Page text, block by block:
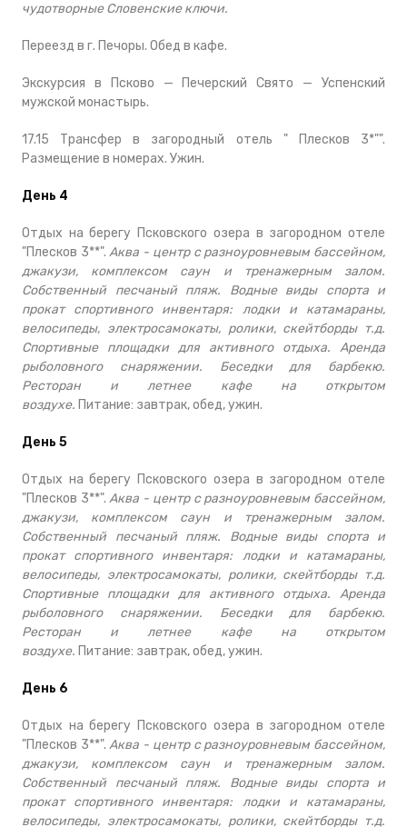
чудотворные Словенские ключи.
Переезд в г. Печоры. Обед в кафе.
Экскурсия в Псково — Печерский Свято — Успенский
мужской монастырь.
17.15 Трансфер в загородный отель " Плесков 3*"".
Размещение в номерах. Ужин.
День 4
Отдых на берегу Псковского озера в загородном отеле
"Плесков 3**".Аква - центр с разноуровневым бассейном,
джакузи, комплексом саун и тренажерным залом.
Собственный песчаный пляж. Водные виды спорта и
прокат спортивного инвентаря: лодки и катамараны,
велосипеды, электросамокаты, ролики, скейтборды т.д.
Спортивные площадки для активного отдыха. Аренда
рыболовного снаряжении. Беседки для барбекю.
Ресторан и летнее кафе на открытом
воздухе. Питание: завтрак, обед, ужин.
День 5
Отдых на берегу Псковского озера в загородном отеле
"Плесков 3**".Аква - центр с разноуровневым бассейном,
джакузи, комплексом саун и тренажерным залом.
Собственный песчаный пляж. Водные виды спорта и
прокат спортивного инвентаря: лодки и катамараны,
велосипеды, электросамокаты, ролики, скейтборды т.д.
Спортивные площадки для активного отдыха. Аренда
рыболовного снаряжении. Беседки для барбекю.
Ресторан и летнее кафе на открытом
воздухе. Питание: завтрак, обед, ужин.
День 6
Отдых на берегу Псковского озера в загородном отеле
"Плесков 3**". Аква - центр с разноуровневым бассейном,
джакузи, комплексом саун и тренажерным залом.
Собственный песчаный пляж. Водные виды спорта и
прокат спортивного инвентаря: лодки и катамараны,
велосипеды, электросамокаты, ролики, скейтборды т.д.